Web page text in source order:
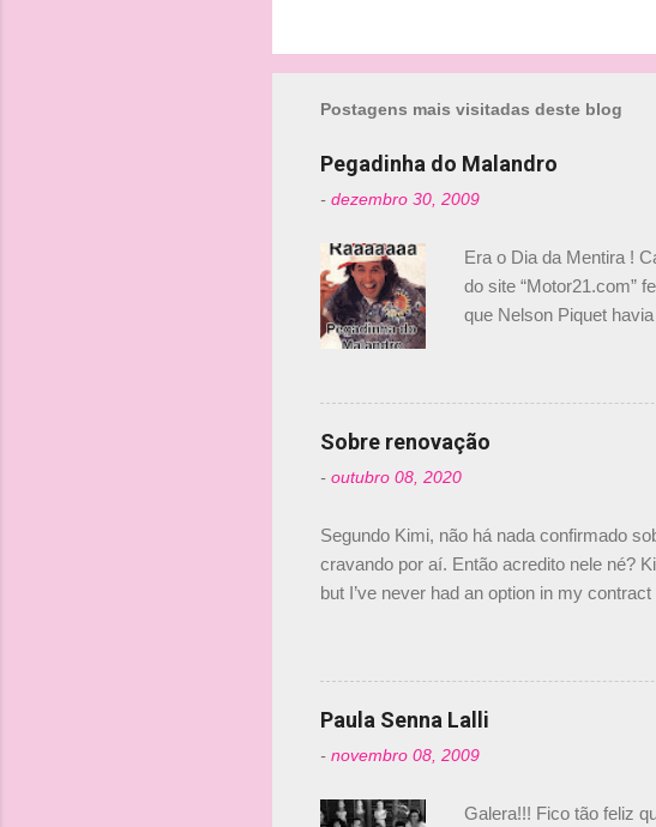
Postagens mais visitadas deste blog
Pegadinha do Malandro
- dezembro 30, 2009
Era o Dia da Mentira !
do site “Motor21.com”
que Nelson Piquet
dirigente foi taxativo
verdade, nós
Senna, não podemos
Sobre renovação
- outubro 08, 2020
Segundo Kimi, não há nada confirmado
cravando por aí. Então acredito nele né?
but I’ve never had an option in my
falando sobre o fato do Iceman estar há
@RGrosjean ! #EifelGP 🇩🇪 #F1
Paula Senna Lalli
- novembro 08, 2009
Galera!!! Fico tão feliz